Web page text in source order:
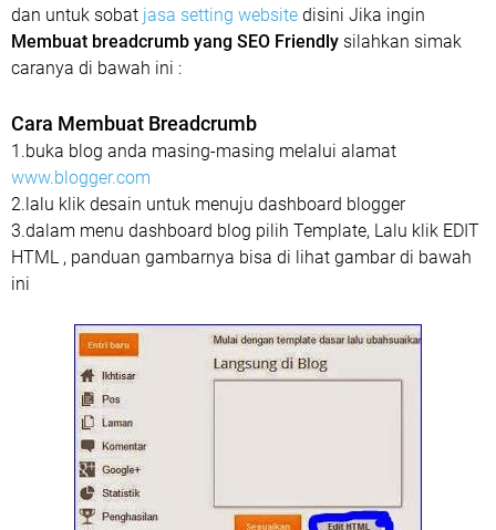
dan untuk sobat jasa setting website disini Jika ingin
Membuat breadcrumb yang SEO Friendly silahkan simak
caranya di bawah ini :
Cara Membuat Breadcrumb
1.buka blog anda masing-masing melalui alamat
www.blogger.com
2.lalu klik desain untuk menuju dashboard blogger
3.dalam menu dashboard blog pilih Template, Lalu klik EDIT
HTML , panduan gambarnya bisa di lihat gambar di bawah
ini